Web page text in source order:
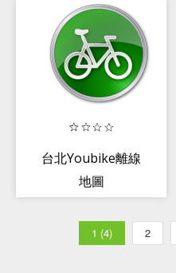
台北Youbike離線
地圖
1 (4) 2